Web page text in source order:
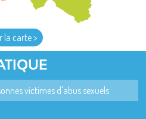
la carte >
victimes d'abus sexuels